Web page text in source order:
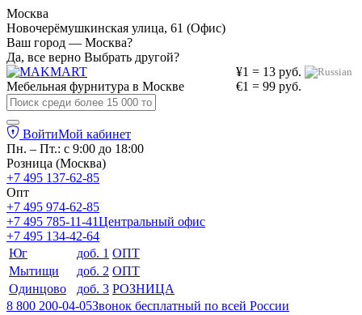
Москва
Новочерёмушкинская улица, 61 (Офис)
Ваш город — Москва?
Да, все верно Выбрать другой?
¥1 = 13 руб.
€1 = 99 руб.
Мебельная фурнитура в Москве
ВойтиМой кабинет
Пн. – Пт.: с 9:00 до 18:00
Розница (Москва)
+7 495 137-62-85
Опт
+7 495 974-62-85
+7 495 785-11-41Центральный офис
+7 495 134-42-64
Юг
доб. 1 ОПТ
Мытищи
доб. 2 ОПТ
Одинцово
доб. 3 РОЗНИЦА
8 800 200-04-05Звонок бесплатный по всей России